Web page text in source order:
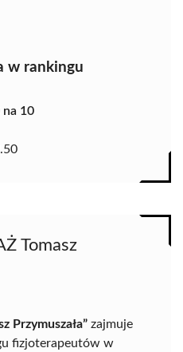
w rankingu
na 10
Tomasz
Przymuszała” zajmuje
fizjoterapeutów w